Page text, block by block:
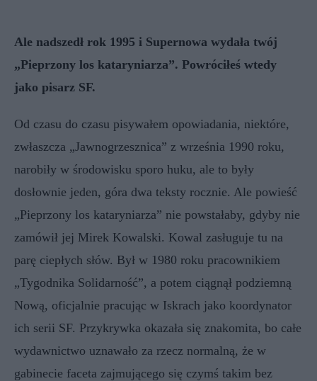
Ale nadszedł rok 1995 i Supernowa wydała twój
„Pieprzony los kataryniarza”. Powróciłeś wtedy
jako pisarz SF.
Od czasu do czasu pisywałem opowiadania, niektóre,
zwłaszcza „Jawnogrzesznica” z września 1990 roku,
narobiły w środowisku sporo huku, ale to były
dosłownie jeden, góra dwa teksty rocznie. Ale powieść
„Pieprzony los kataryniarza” nie powstałaby, gdyby nie
zamówił jej Mirek Kowalski. Kowal zasługuje tu na
parę ciepłych słów. Był w 1980 roku pracownikiem
„Tygodnika Solidarność”, a potem ciągnął podziemną
Nową, oficjalnie pracując w Iskrach jako koordynator
ich serii SF. Przykrywka okazała się znakomita, bo całe
wydawnictwo uznawało za rzecz normalną, że w
gabinecie faceta zajmującego się czymś takim bez